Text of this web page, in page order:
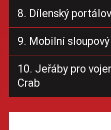
8. Dílenský
9. Mobilní
10. Jeřáby pro
Crab